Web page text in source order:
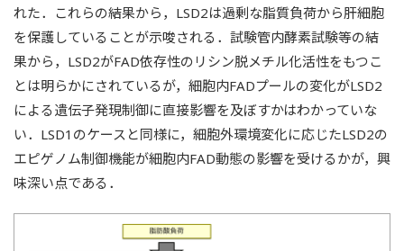
れた．これらの結果から，LSD2は過剰な脂質負荷から肝細胞
を保護していることが示唆される．試験管内酵素試験等の結
果から，LSD2がFAD依存性のリシン脱メチル化活性をもつこ
とは明らかにされているが，細胞内FADプールの変化がLSD2
による遺伝子発現制御に直接影響を及ぼすかはわかっていな
い．LSD1のケースと同様に，細胞外環境変化に応じたLSD2の
エピゲノム制御機能が細胞内FAD動態の影響を受けるかが，興
味深い点である．